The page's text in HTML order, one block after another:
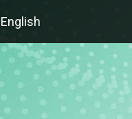
English